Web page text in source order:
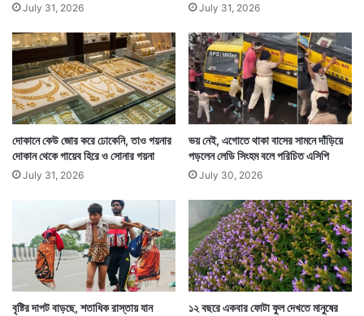
July 31, 2026 July 31, 2026
দোকানে কেউ জোর করে ঢোকেনি, তাও গয়নার
দোকান থেকে গায়েব হিরে ও সোনার গয়না
July 31, 2026
ভয় নেই, এগোতে থাকা বাসের সামনে দাঁড়িয়ে
পড়লেন লেডি সিংহম বলে পরিচিত এসিপি
July 30, 2026
বৃষ্টির দাপট বাড়ছে, শতাধিক রাস্তায় যান
১২ বছরে একবার ফোটা ফুল দেখতে মানুষের